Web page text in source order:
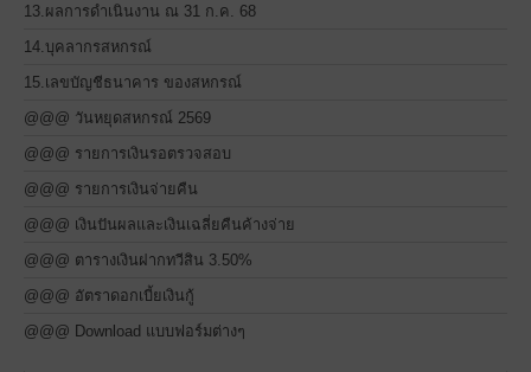
13.ผลการดำเนินงาน ณ 31 ก.ค. 68
14.บุคลากรสหกรณ์
15.เลขบัญชีธนาคาร ของสหกรณ์
@@@ วันหยุดสหกรณ์ 2569
@@@ รายการเงินรอตรวจสอบ
@@@ รายการเงินจ่ายคืน
@@@ เงินปันผลและเงินเฉลี่ยคืนค้างจ่าย
@@@ ตารางเงินฝากทวีสิน 3.50%
@@@ อัตราดอกเบี้ยเงินกู้
@@@ Download แบบฟอร์มต่างๆ